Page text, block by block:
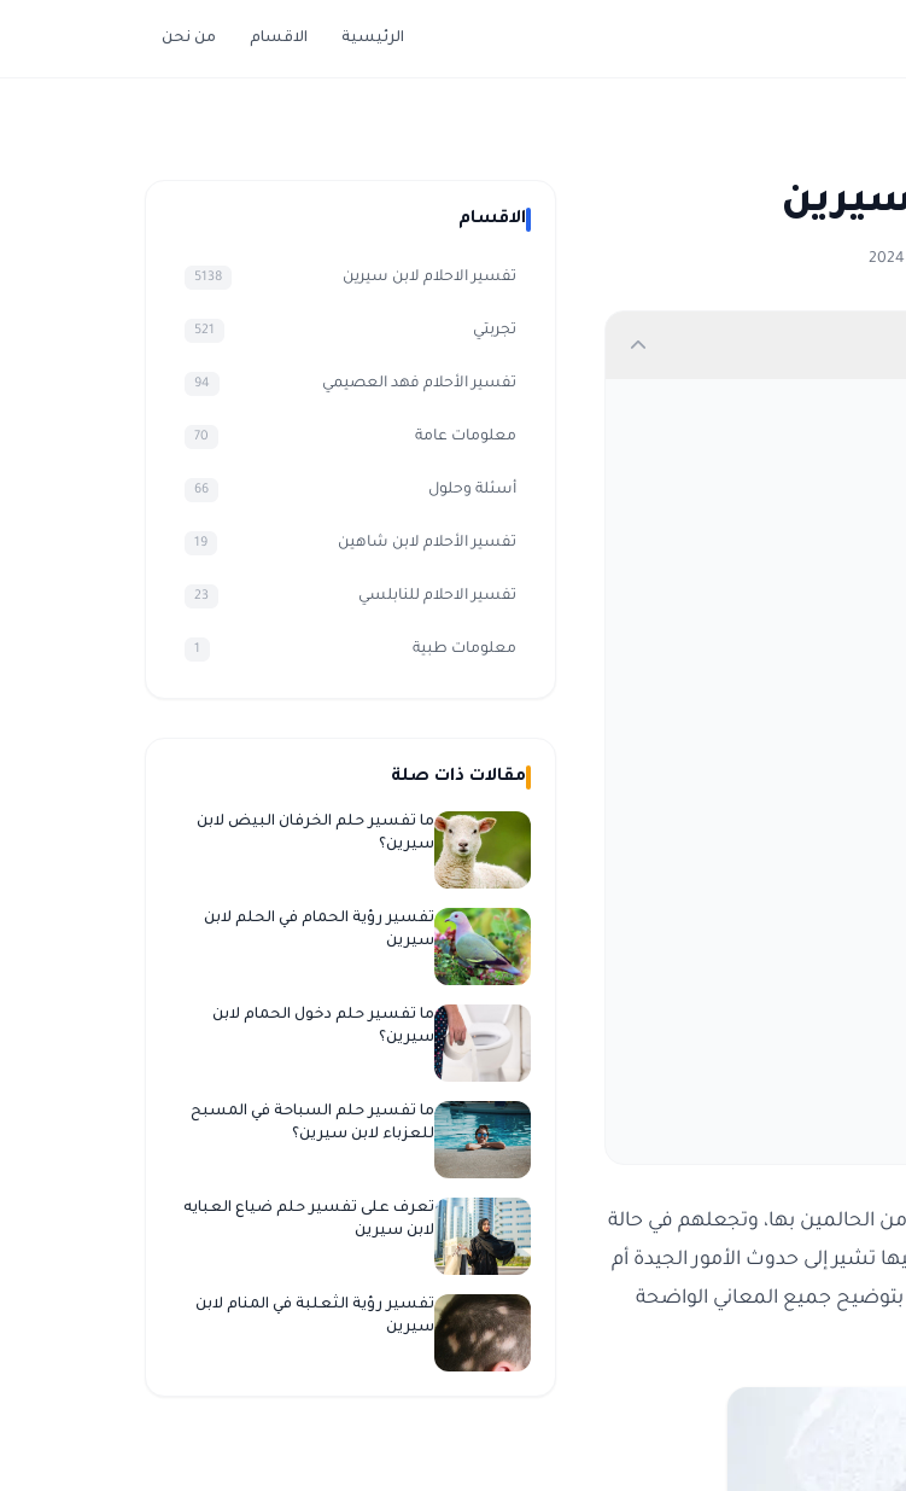
الرئيسية الاقسام من نحن
الحالمين بها، وتجعلهم في حالة
تشير إلى حدوث الأمور الجيدة أم
جميع المعاني الواضحة
الاقسام
تفسير الاحلام لابن سيرين 5138
تجربتي 521
تفسير الأحلام فهد العصيمي 94
معلومات عامة 70
أسئلة وحلول 66
تفسير الأحلام لابن شاهين 19
تفسير الاحلام للنابلسي 23
معلومات طبية 1
مقالات ذات صلة
ما تفسير حلم الخرفان البيض لابن
سيرين؟
تفسير رؤية الحمام في الحلم لابن
سيرين
ما تفسير حلم دخول الحمام لابن
سيرين؟
ما تفسير حلم السباحة في المسبح
للعزباء لابن سيرين؟
تعرف على تفسير حلم ضياع العبايه
لابن سيرين
تفسير رؤية الثعلبة في المنام لابن
سيرين